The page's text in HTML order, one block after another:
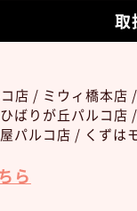
取
店 / ミウィ橋本
ばりが丘パルコ
パルコ店 / くずは
ら